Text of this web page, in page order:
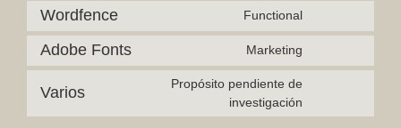
Wordfence Functional
Adobe Fonts Marketing
Varios
Propósito pendiente de
investigación